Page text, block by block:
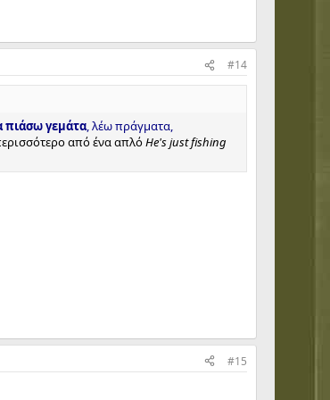
#14
πιάσω γεμάτα, λέω πράγματα,
από ένα απλόHe's just fishing
#15